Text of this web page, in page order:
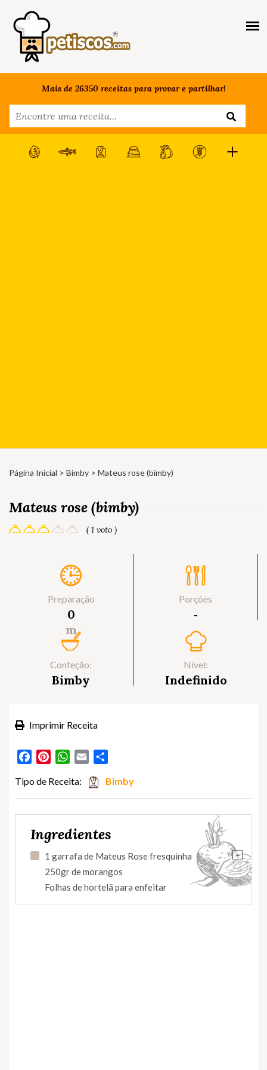
Mais de 26350 receitas para provar e partilhar!
Página Inicial > Bimby > Mateus rose (bimby)
Mateus rose (bimby)
( 1 voto )
Preparação
0
m
Porções
‐
Confeção:
Bimby
Nível:
Indefinido
Imprimir Receita
FacebookPinterestWhatsApp
Email
Tipo de Receita: Bimby
Ingredientes
+
1 garrafa de Mateus Rose fresquinha
250gr de morangos
Folhas de hortelã para enfeitar